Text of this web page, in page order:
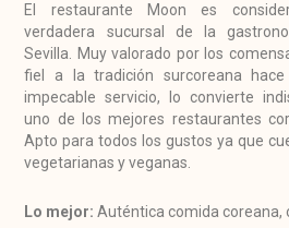
El restaurante Moon es
verdadera sucursal de la
Sevilla. Muy valorado por los
fiel a la tradición surcoreana
impecable servicio, lo convierte
uno de los mejores restaurantes
Apto para todos los gustos ya que
vegetarianas y veganas.
Lo mejor:Auténtica comida coreana,